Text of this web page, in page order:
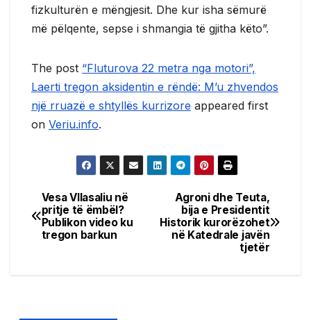
fizkulturën e mëngjesit. Dhe kur isha sëmurë
më pëlqente, sepse i shmangia të gjitha këto”.
The post “Fluturova 22 metra nga motori”,
Laerti tregon aksidentin e rëndë: M’u zhvendos
një rruazë e shtyllës kurrizore appeared first
on Veriu.info.
Post
navigation
Agroni dhe Teuta,
bija e Presidentit
Historik kurorëzohet
në Katedrale javën
tjetër
Vesa Vllasaliu në
pritje të ëmbël?
Publikon video ku
tregon barkun